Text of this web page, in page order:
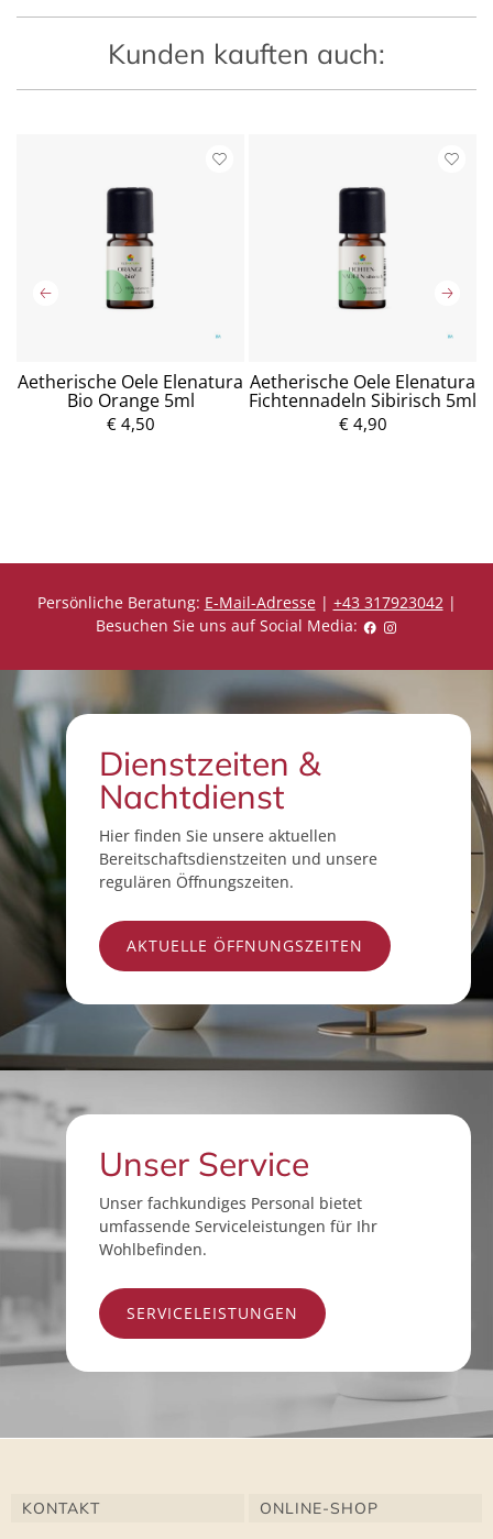
Kunden kauften auch:
Aetherische Oele Elenatura
Bio Orange 5ml
€ 4,50
Aetherische Oele Elenatura
Fichtennadeln Sibirisch 5ml
€ 4,90
P
Persönliche Beratung: E-Mail-Adresse| +43 317923042|
Besuchen Sie uns auf Social Media:
Dienstzeiten &
Nachtdienst
Hier finden Sie unsere aktuellen
Bereitschaftsdienstzeiten und unsere
regulären Öffnungszeiten.
AKTUELLE ÖFFNUNGSZEITEN
Unser Service
Unser fachkundiges Personal bietet
umfassende Serviceleistungen für Ihr
Wohlbefinden.
SERVICELEISTUNGEN
KONTAKT ONLINE-SHOP